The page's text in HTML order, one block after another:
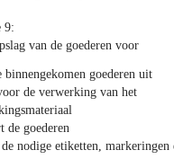
9:
van de goederen voor
binnengekomen goederen uit
de verwerking van het
de goederen
nodige etiketten, markeringen